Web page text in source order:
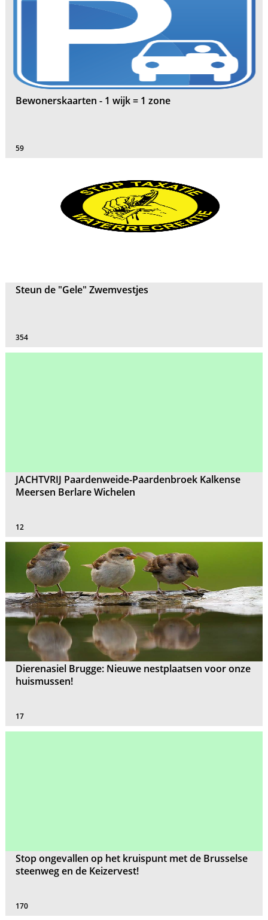
Bewonerskaarten - 1 wijk = 1 zone
59
Steun de "Gele" Zwemvestjes
354
JACHTVRIJ Paardenweide-Paardenbroek Kalkense
Meersen Berlare Wichelen
12
Dierenasiel Brugge: Nieuwe nestplaatsen voor onze
huismussen!
17
Stop ongevallen op het kruispunt met de Brusselse
steenweg en de Keizervest!
170